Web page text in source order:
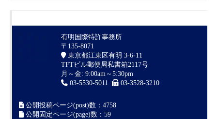
有明国際特許事務所
〒135-8071
東京都江東区有明 3-6-11
TFTビル郵便局私書箱2117号
月～金: 9:00am～5:30pm
03-5530-5011
03-3528-3210
公開投稿ページ(post)数：4758
公開固定ページ(page)数：59